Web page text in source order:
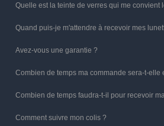
Quelle est la teinte de verres qui me convient
Quand puis-je m'attendre à recevoir mes
Avez-vous une garantie ?
Combien de temps ma commande sera-t-elle
Combien de temps faudra-t-il pour recevoir
Comment suivre mon colis ?